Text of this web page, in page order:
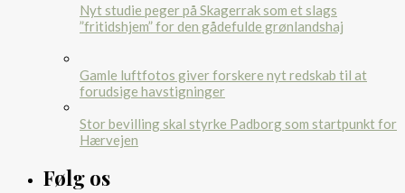
Nyt studie peger på Skagerrak som et slags
”fritidshjem” for den gådefulde grønlandshaj
Gamle luftfotos giver forskere nyt redskab til at
forudsige havstigninger
Stor bevilling skal styrke Padborg som startpunkt for
Hærvejen
Følg os